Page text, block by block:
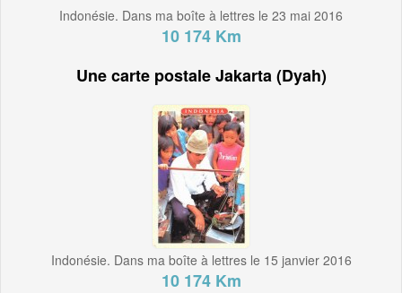
Indonésie. Dans ma boîte à lettres le 23 mai 2016
10 174 Km
Une carte postale Jakarta (Dyah)
Indonésie. Dans ma boîte à lettres le 15 janvier 2016
10 174 Km